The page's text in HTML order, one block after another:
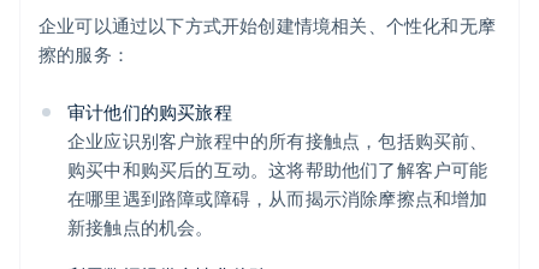
企业可以通过以下方式开始创建情境相关、个性化和无摩
擦的服务：
审计他们的购买旅程
企业应识别客户旅程中的所有接触点，包括购买前、
购买中和购买后的互动。这将帮助他们了解客户可能
在哪里遇到路障或障碍，从而揭示消除摩擦点和增加
新接触点的机会。